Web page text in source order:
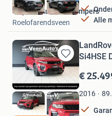
Alle
Snijders Auto´s & Campers
Roelofarendsveen
Bewaren
in
Mijn
Favorieten
Si4HSE
€
2016